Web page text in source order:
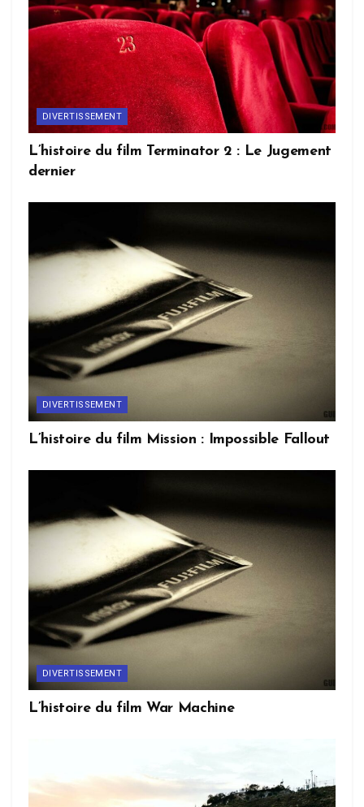
DIVERTISSEMENT
L’histoire du film Terminator 2 : Le Jugement
dernier
DIVERTISSEMENT
L’histoire du film Mission : Impossible Fallout
DIVERTISSEMENT
L’histoire du film War Machine